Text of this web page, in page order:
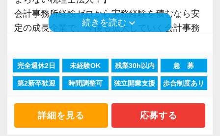
お客様から「こうしたい」という理想をいただ
いたら、それを一緒になって実現するために大
きく力を発揮できる存在でありたいと考えてい
いった私たちの姿勢がお客様から評価されてい
るからだと自負しています。
今後もお客様に満足していただけるようにスキ
ルの向上を目指し、税務のプロとして高い信頼
取得しました。
「職場環境改善宣言企業」と「経営労務診断実
い環境づくりを積極的に推進していきます。
長く安心して働ける環境を用意してお待ちして
おりますので、当社で将来の不安なく働いてみ
【大阪の事務所はこんなオフィスです】
会計事務所経験ゼロから実務経験を積むなら安
定の成長企業で、今後も拡大していく会計事務
現在当社では「渋谷」「新宿」「錦糸町」
「柏」「横浜」「大阪」の６拠点を展開してい
2021年6月に「渋谷オフィス」を新設し、その
後「新宿オフィス」「大阪オフィス」「錦糸町
続きを読む keyboard_arrow_down
完全週休2日 未経験OK 残業30h以内 急 募
第2新卒歓迎 時間調整可 独立開業支援 歩合制度あり
詳細を見る 応募する